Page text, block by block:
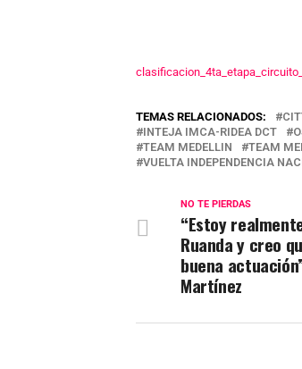
TEMAS RELACIONADOS:
INTEJA IMCA-RIDEA DCT
TEAM MEDELLIN
TEAM
VUELTA INDEPENDENCIA
NO TE PIERDAS
“Estoy
Ruanda y creo
buena
Martínez